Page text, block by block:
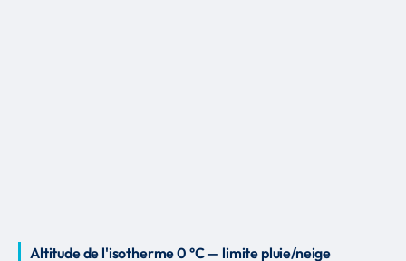
Altitude de l'isotherme 0 °C — limite pluie/neige